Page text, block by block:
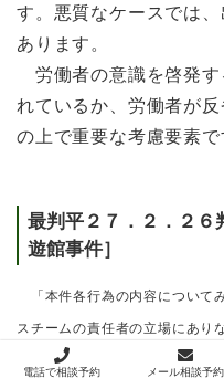
す。悪質なケースでは
あります。
労働者の意識を啓発
れているか、労働者が
の上で重要な考慮要素で
最判平２７．２．２６
遊館事件］
「本件各行為の内容につい
スチームの責任者の立場にあり
算室において１人で勤務してい
電話で相談予約 メール相談予約